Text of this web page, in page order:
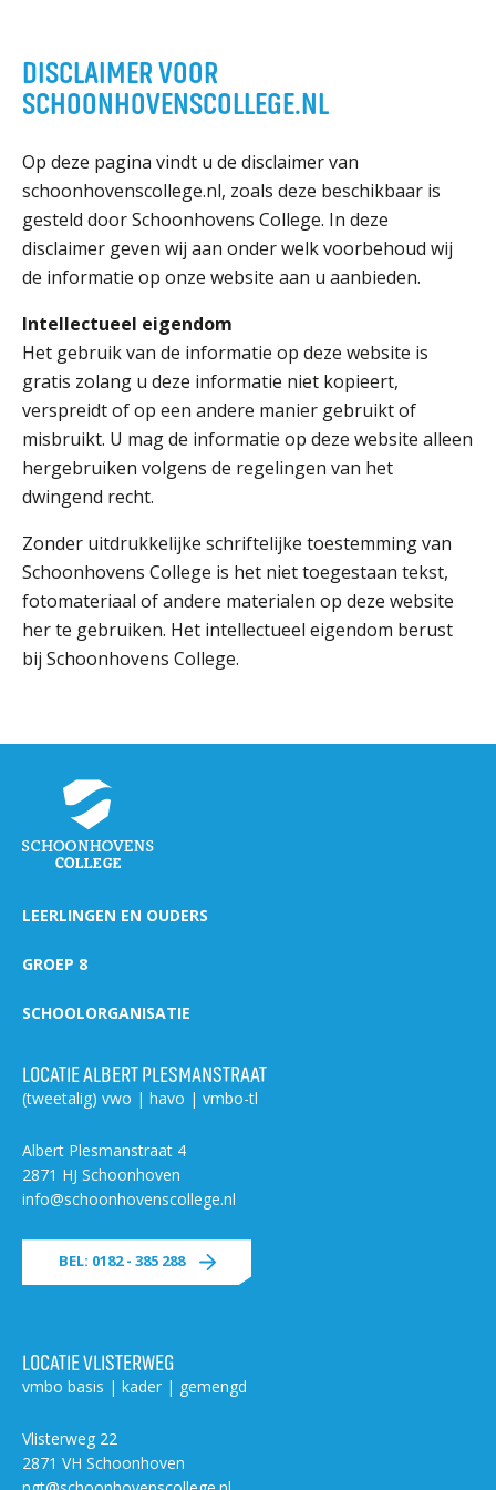
Missie en visie
Organisatie
Klachten en integriteit
GROEP 8
Kennismaking / Open dagen
Schoolgids
Begeleiding
Profielen vmbo
Onderwijs op vmbo-tl, havo, vwo en tweetalig vwo
Projectklassen vmbo-tl, havo, vwo en tweetalig
vwo
Zoek de uitdaging
Taal en rekenen
Dyslexie
Wereldburgerschap
VACATURES EN STAGEPLEKKEN
WELKOM
DISCLAIMER VOOR
SCHOONHOVENSCOLLEGE.NL
Op deze pagina vindt u de disclaimer van
schoonhovenscollege.nl, zoals deze beschikbaar is
gesteld door Schoonhovens College. In deze
disclaimer geven wij aan onder welk voorbehoud wij
de informatie op onze website aan u aanbieden.
Intellectueel eigendom
Het gebruik van de informatie op deze website is
gratis zolang u deze informatie niet kopieert,
verspreidt of op een andere manier gebruikt of
misbruikt. U mag de informatie op deze website alleen
hergebruiken volgens de regelingen van het
dwingend recht.
Zonder uitdrukkelijke schriftelijke toestemming van
Schoonhovens College is het niet toegestaan tekst,
fotomateriaal of andere materialen op deze website
her te gebruiken. Het intellectueel eigendom berust
bij Schoonhovens College.
LEERLINGEN EN OUDERS
GROEP 8
SCHOOLORGANISATIE
LOCATIE ALBERT PLESMANSTRAAT
(tweetalig) vwo | havo | vmbo-tl
Albert Plesmanstraat 4
2871 HJ Schoonhoven
info@schoonhovenscollege.nl
BEL: 0182 - 385 288
LOCATIE VLISTERWEG
vmbo basis | kader | gemengd
Vlisterweg 22
2871 VH Schoonhoven